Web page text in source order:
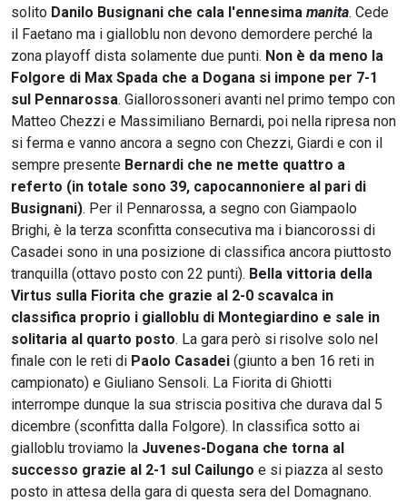
solito Danilo Busignani che cala l'ennesima manita. Cede
il Faetano ma i gialloblu non devono demordere perché la
zona playoff dista solamente due punti. Non è da meno la
Folgore di Max Spada che a Dogana si impone per 7-1
sul Pennarossa. Giallorossoneri avanti nel primo tempo con
Matteo Chezzi e Massimiliano Bernardi, poi nella ripresa non
si ferma e vanno ancora a segno con Chezzi, Giardi e con il
sempre presente Bernardi che ne mette quattro a
referto (in totale sono 39, capocannoniere al pari di
Busignani). Per il Pennarossa, a segno con Giampaolo
Brighi, è la terza sconfitta consecutiva ma i biancorossi di
Casadei sono in una posizione di classifica ancora piuttosto
tranquilla (ottavo posto con 22 punti). Bella vittoria della
Virtus sulla Fiorita che grazie al 2-0 scavalca in
classifica proprio i gialloblu di Montegiardino e sale in
solitaria al quarto posto. La gara però si risolve solo nel
finale con le reti di Paolo Casadei (giunto a ben 16 reti in
campionato) e Giuliano Sensoli. La Fiorita di Ghiotti
interrompe dunque la sua striscia positiva che durava dal 5
dicembre (sconfitta dalla Folgore). In classifica sotto ai
gialloblu troviamo la Juvenes-Dogana che torna al
successo grazie al 2-1 sul Cailungo e si piazza al sesto
posto in attesa della gara di questa sera del Domagnano.